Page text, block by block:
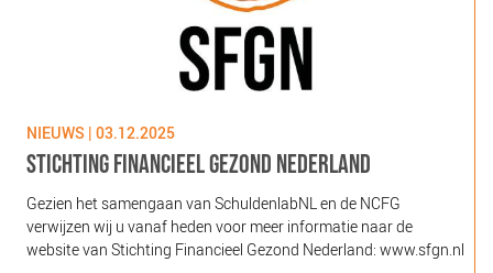
NIEUWS | 03.12.2025
STICHTING FINANCIEEL GEZOND NEDERLAND
Gezien het samengaan van SchuldenlabNL en de NCFG
verwijzen wij u vanaf heden voor meer informatie naar de
website van Stichting Financieel Gezond Nederland: www.sfgn.nl